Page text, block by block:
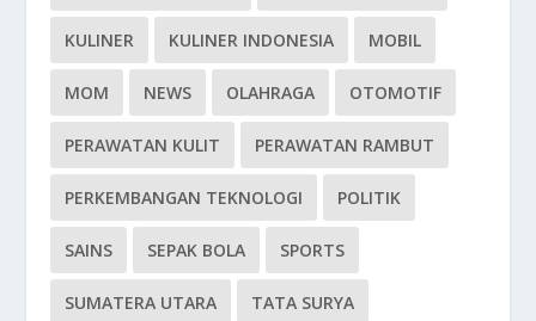
KULINER KULINER INDONESIA MOBIL
MOM NEWS OLAHRAGA OTOMOTIF
PERAWATAN KULIT PERAWATAN RAMBUT
PERKEMBANGAN TEKNOLOGI POLITIK
SAINS SEPAK BOLA SPORTS
SUMATERA UTARA TATA SURYA